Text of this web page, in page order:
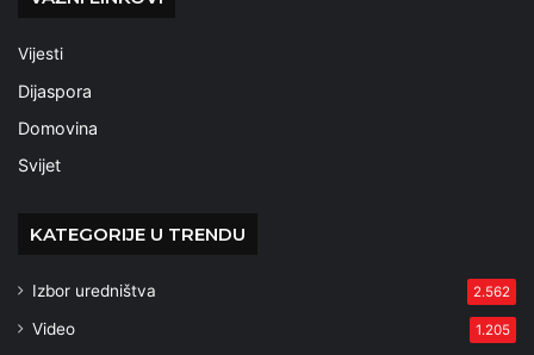
Vijesti
Dijaspora
Domovina
Svijet
KATEGORIJE U TRENDU
Izbor uredništva 2.562
Video 1.205